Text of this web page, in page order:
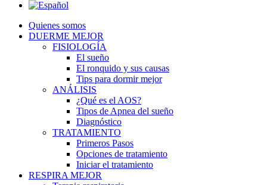
Quienes somos
DUERME MEJOR
FISIOLOGÍA
El sueño
El ronquido y sus causas
Tips para dormir mejor
ANÁLISIS
¿Qué es el AOS?
Tipos de Apnea del sueño
Diagnóstico
TRATAMIENTO
Primeros Pasos
Opciones de tratamiento
Iniciar el tratamiento
RESPIRA MEJOR